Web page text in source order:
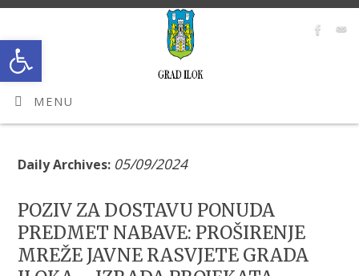
Open toolbar
MENU
Daily Archives: 05/09/2024
POZIV ZA DOSTAVU PONUDA
PREDMET NABAVE: PROŠIRENJE
MREŽE JAVNE RASVJETE GRADA